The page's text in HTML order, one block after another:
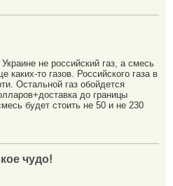
не российский газ, а смесь
каких-то газов. Российского газа в
Остальной газ обойдется
до границы
будет стоить не 50 и не 230
чудо!